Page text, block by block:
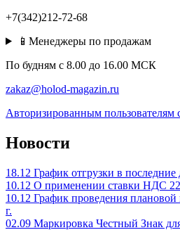
+7(342)212-72-68
📱Менеджеры по продажам
По будням c 8.00 до 16.00 МСК
zakaz@holod-magazin.ru
Авторизированным пользователям
Новости
18.12 График отгрузки в последние
10.12 О применении ставки НДС
10.12 График проведения
г.
02.09 Маркировка Честный Знак